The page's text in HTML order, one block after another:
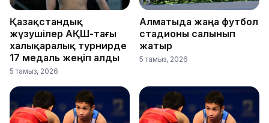
Қазақстандық
жүзушілер АҚШ-тағы
халықаралық турнирде
17 медаль жеңіп алды
5 тамыз, 2026
Алматыда жаңа футбол
стадионы салынып
жатыр
5 тамыз, 2026